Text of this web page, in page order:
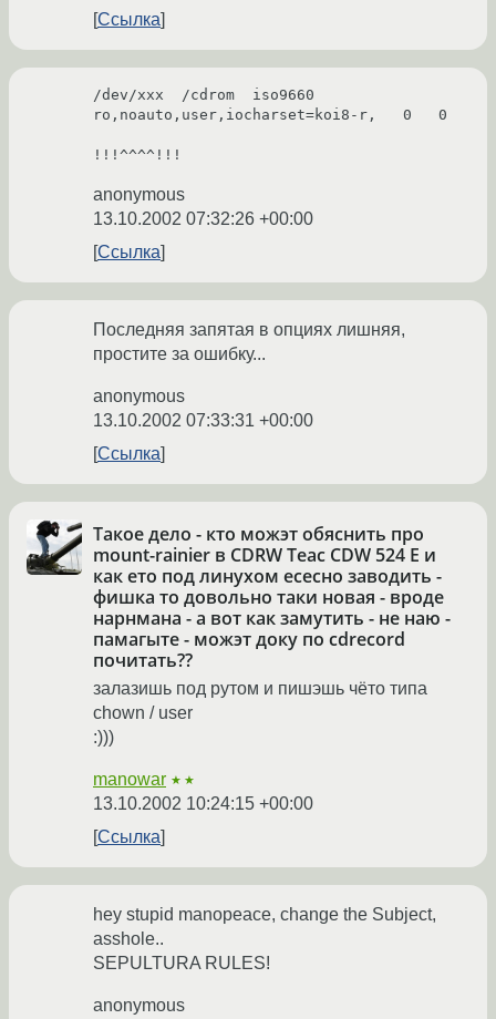
Ссылка
/dev/xxx  /cdrom  iso9660
ro,noauto,user,iocharset=koi8-r,   0   0
!!!^^^^!!!
anonymous
13.10.2002 07:32:26 +00:00
Ссылка
Последняя запятая в опциях лишняя,
простите за ошибку...
anonymous
13.10.2002 07:33:31 +00:00
Ссылка
Такое дело - кто можэт обяснить про
mount-rainier в CDRW Teac CDW 524 E и
как ето под линухом есесно заводить -
фишка то довольно таки новая - вроде
нарнмана - а вот как замутить - не наю -
памагыте - можэт доку по cdrecord
почитать??
залазишь под рутом и пишэшь чёто типа
chown / user
:)))
manowar ★★
13.10.2002 10:24:15 +00:00
Ссылка
hey stupid manopeace, change the Subject,
asshole..
SEPULTURA RULES!
anonymous